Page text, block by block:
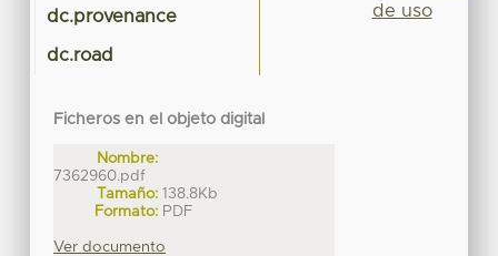
dc.provenance
dc.road
Ficheros en el objeto digital
Nombre:
7362960.pdf
Tamaño: 138.8Kb
Formato: PDF
Ver documento
de uso